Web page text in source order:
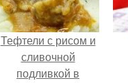
Тефтели с рисом и
сливочной
подливкой в